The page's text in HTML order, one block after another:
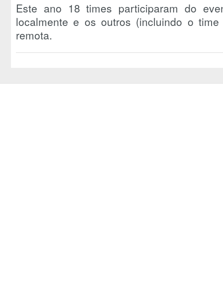
Este ano 18 times participaram do
localmente e os outros (incluindo o
remota.